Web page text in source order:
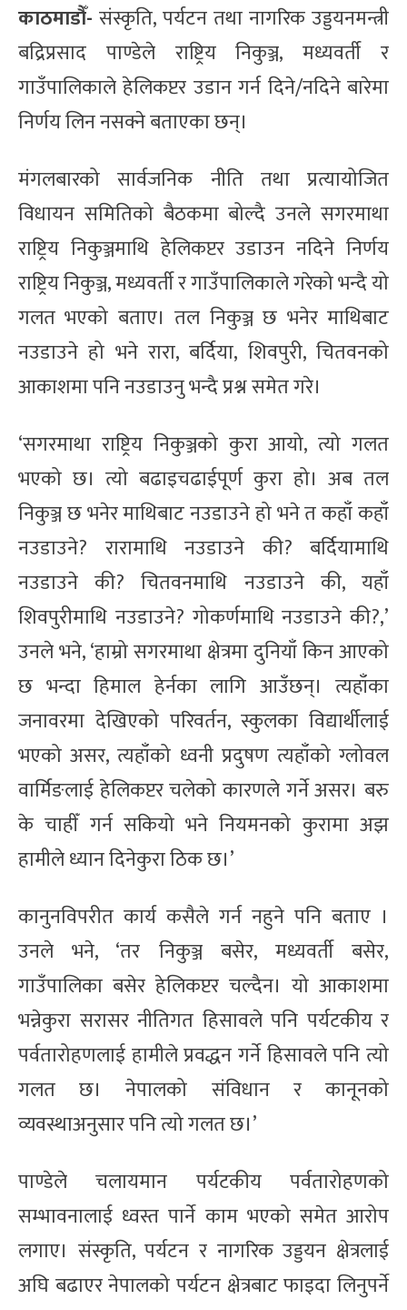
काठमाडौँ- संस्कृति, पर्यटन तथा नागरिक उड्डयनमन्त्री
बद्रिप्रसाद पाण्डेले राष्ट्रिय निकुञ्ज, मध्यवर्ती र
गाउँपालिकाले हेलिकप्टर उडान गर्न दिने/नदिने बारेमा
निर्णय लिन नसक्ने बताएका छन्।
मंगलबारको सार्वजनिक नीति तथा प्रत्यायोजित
विधायन समितिको बैठकमा बोल्दै उनले सगरमाथा
राष्ट्रिय निकुञ्जमाथि हेलिकप्टर उडाउन नदिने निर्णय
राष्ट्रिय निकुञ्ज, मध्यवर्ती र गाउँपालिकाले गरेको भन्दै यो
गलत भएको बताए। तल निकुञ्ज छ भनेर माथिबाट
नउडाउने हो भने रारा, बर्दिया, शिवपुरी, चितवनको
आकाशमा पनि नउडाउनु भन्दै प्रश्न समेत गरे।
‘सगरमाथा राष्ट्रिय निकुञ्जको कुरा आयो, त्यो गलत
भएको छ। त्यो बढाइचढाईपूर्ण कुरा हो। अब तल
निकुञ्ज छ भनेर माथिबाट नउडाउने हो भने त कहाँ कहाँ
नउडाउने? रारामाथि नउडाउने की? बर्दियामाथि
नउडाउने की? चितवनमाथि नउडाउने की, यहाँ
शिवपुरीमाथि नउडाउने? गोकर्णमाथि नउडाउने की?,’
उनले भने, ‘हाम्रो सगरमाथा क्षेत्रमा दुनियाँ किन आएको
छ भन्दा हिमाल हेर्नका लागि आउँछन्। त्यहाँका
जनावरमा देखिएको परिवर्तन, स्कुलका विद्यार्थीलाई
भएको असर, त्यहाँको ध्वनी प्रदुषण त्यहाँको ग्लोवल
वार्मिङलाई हेलिकप्टर चलेको कारणले गर्ने असर। बरु
के चाहीँ गर्न सकियो भने नियमनको कुरामा अझ
हामीले ध्यान दिनेकुरा ठिक छ।’
कानुनविपरीत कार्य कसैले गर्न नहुने पनि बताए ।
उनले भने, ‘तर निकुञ्ज बसेर, मध्यवर्ती बसेर,
गाउँपालिका बसेर हेलिकप्टर चल्दैन। यो आकाशमा
भन्नेकुरा सरासर नीतिगत हिसावले पनि पर्यटकीय र
पर्वतारोहणलाई हामीले प्रवद्धन गर्ने हिसावले पनि त्यो
गलत छ। नेपालको संविधान र कानूनको
व्यवस्थाअनुसार पनि त्यो गलत छ।’
पाण्डेले चलायमान पर्यटकीय पर्वतारोहणको
सम्भावनालाई ध्वस्त पार्ने काम भएको समेत आरोप
लगाए। संस्कृति, पर्यटन र नागरिक उड्डयन क्षेत्रलाई
अघि बढाएर नेपालको पर्यटन क्षेत्रबाट फाइदा लिनुपर्ने